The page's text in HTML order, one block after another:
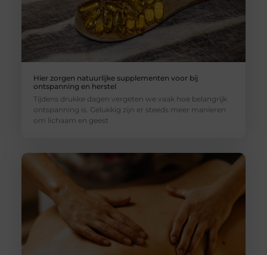
Hier zorgen natuurlijke supplementen voor bij
ontspanning en herstel
Tijdens drukke dagen vergeten we vaak hoe belangrijk
ontspanning is. Gelukkig zijn er steeds meer manieren
om lichaam en geest